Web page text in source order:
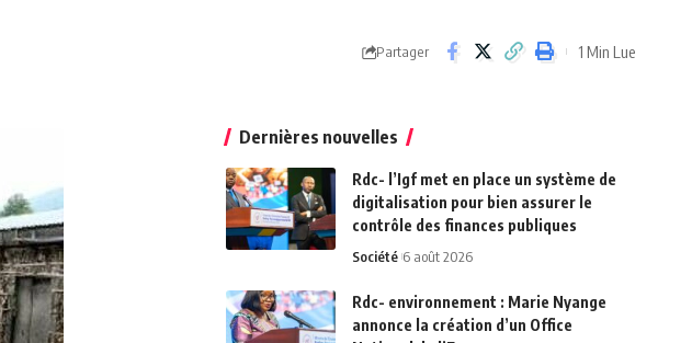
Partager 1 Min Lue
Dernières nouvelles
Rdc- l’Igf met en place un système de
digitalisation pour bien assurer le
contrôle des finances publiques
Société 6 août 2026
Rdc- environnement : Marie Nyange
annonce la création d’un Office